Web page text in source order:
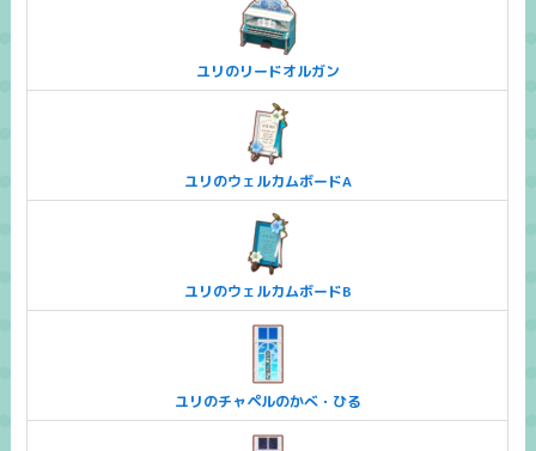
ユリのリードオルガン
ユリのウェルカムボードA
ユリのウェルカムボードB
ユリのチャペルのかべ・ひる